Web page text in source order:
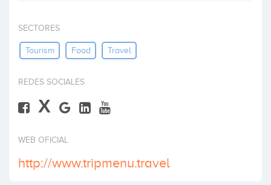
SECTORES
Tourism Food Travel
REDES SOCIALES
X
WEB OFICIAL
http://www.tripmenu.travel